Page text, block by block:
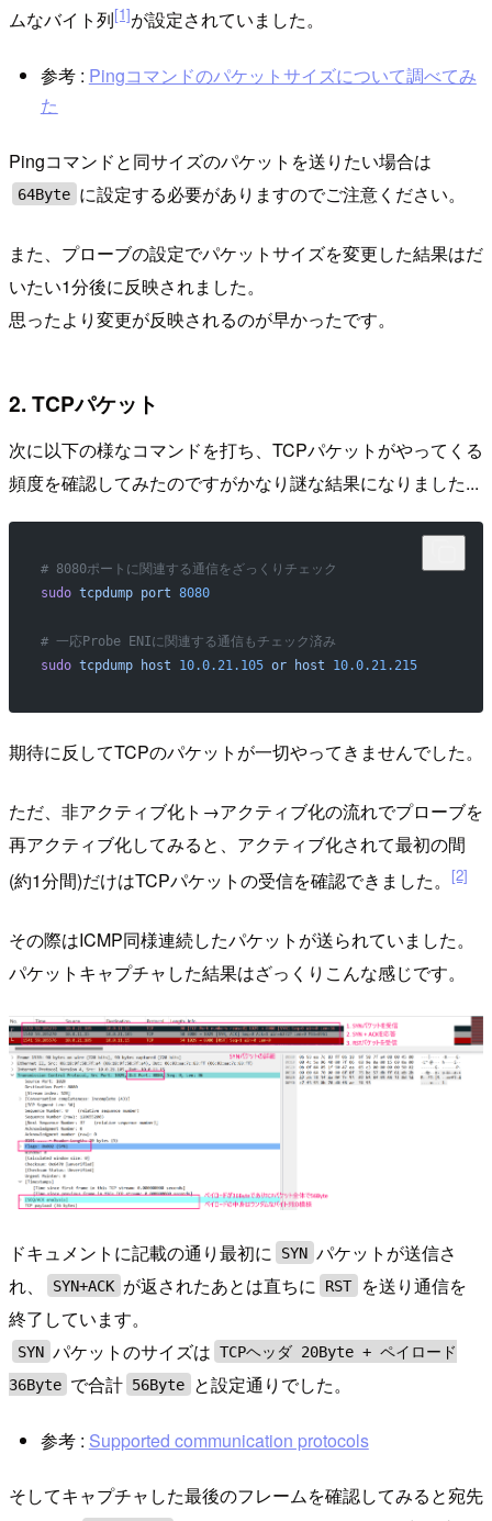
ムなバイト列[1]が設定されていました。
参考 : Pingコマンドのパケットサイズについて調べてみ
た
Pingコマンドと同サイズのパケットを送りたい場合は
64Byte に設定する必要がありますのでご注意ください。
また、プローブの設定でパケットサイズを変更した結果はだ
いたい1分後に反映されました。
思ったより変更が反映されるのが早かったです。
2. TCPパケット
次に以下の様なコマンドを打ち、TCPパケットがやってくる
頻度を確認してみたのですがかなり謎な結果になりました...
# 8080ポートに関連する通信をざっくりチェック
sudo tcpdump port 8080
# 一応Probe ENIに関連する通信もチェック済み
sudo tcpdump host 10.0.21.105 or host 10.0.21.215
期待に反してTCPのパケットが一切やってきませんでした。
ただ、非アクティブ化ト→アクティブ化の流れでプローブを
再アクティブ化してみると、アクティブ化されて最初の間
(約1分間)だけはTCPパケットの受信を確認できました。
[2]
その際はICMP同様連続したパケットが送られていました。
パケットキャプチャした結果はざっくりこんな感じです。
ドキュメントに記載の通り最初に SYN パケットが送信さ
れ、
SYN+ACK が返されたあとは直ちに RST
を送り通信を
終了しています。
SYN パケットのサイズは TCPヘッダ 20Byte + ペイロード
36Byte で合計 56Byte と設定通りでした。
参考 : Supported communication protocols
そしてキャプチャした最後のフレームを確認してみると宛先